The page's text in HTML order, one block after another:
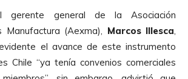
gerente general de la Asociación
Manufactura (Aexma), Marcos Illesca
el avance de este instrumento
Chile “ya tenía convenios comerciales